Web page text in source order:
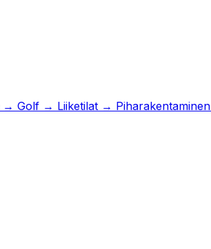
→ Golf → Liiketilat → Piharakentaminen